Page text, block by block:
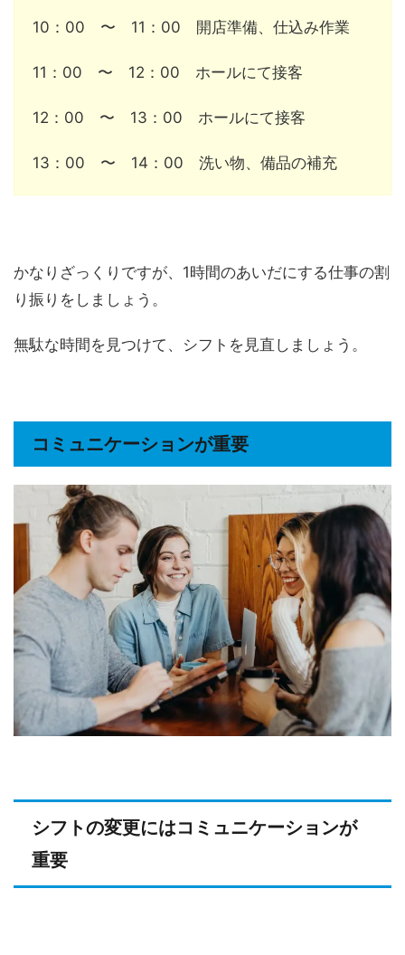
10：00 〜 11：00 開店準備、仕込み作業
11：00 〜 12：00 ホールにて接客
12：00 〜 13：00 ホールにて接客
13：00 〜 14：00 洗い物、備品の補充
かなりざっくりですが、1時間のあいだにする仕事の割
り振りをしましょう。
無駄な時間を見つけて、シフトを見直しましょう。
コミュニケーションが重要
シフトの変更にはコミュニケーションが
重要